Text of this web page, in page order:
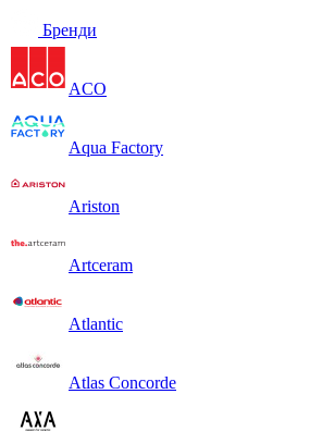
Бренди
ACO
Aqua Factory
Ariston
Artceram
Atlantic
Atlas Concorde